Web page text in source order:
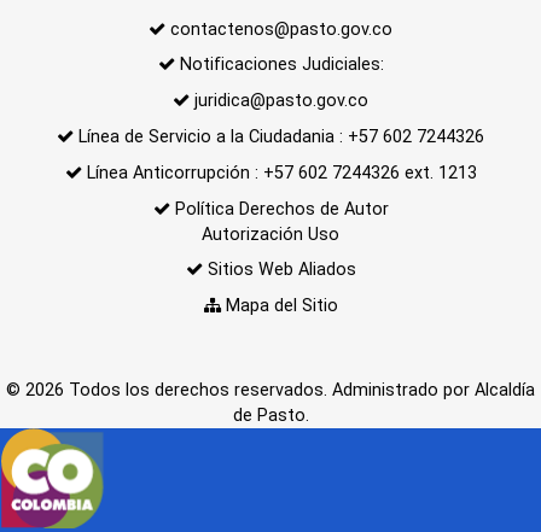
contactenos@pasto.gov.co
Notificaciones Judiciales:
juridica@pasto.gov.co
Línea de Servicio a la Ciudadania : +57 602 7244326
Línea Anticorrupción : +57 602 7244326 ext. 1213
Política Derechos de Autor
Autorización Uso
Sitios Web Aliados
Mapa del Sitio
© 2026 Todos los derechos reservados. Administrado por Alcaldía
de Pasto.